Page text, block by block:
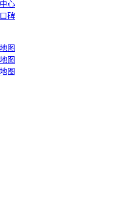
心
碑
图
图
图